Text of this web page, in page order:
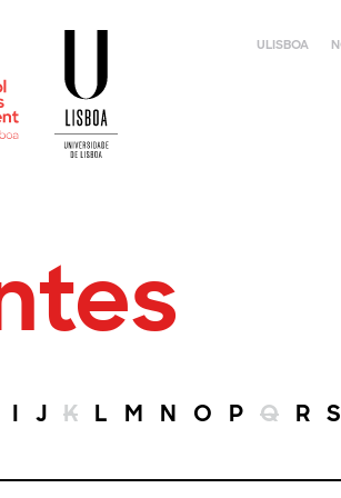
ULISBOA
I J K L M N O P Q R S